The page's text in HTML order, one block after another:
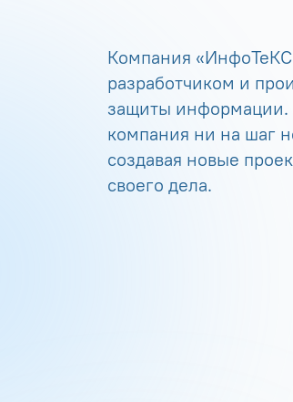
Компания
разработчиком и
защиты информации.
компания ни на шаг
создавая новые
своего дела.